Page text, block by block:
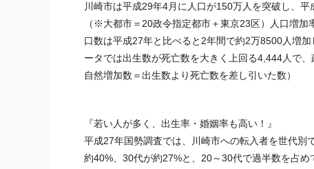
川崎市は平成29年4月に人口が150万人を突破し、
（※大都市＝20政令指定都市＋東京23区）人口増加
口数は平成27年と比べると2年間で約2万8500人増
ータでは出生数が死亡数を大きく上回る4,444人で
自然増加数＝出生数より死亡数を差し引いた数）
『若い人が多く、出生率・婚姻率も高い！』
平成27年国勢調査では、川崎市への転入者を世代
約40%、30代が約27%と、20～30代で過半数を占